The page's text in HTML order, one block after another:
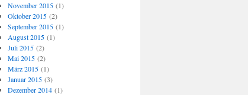
November 2015(1)
Oktober 2015(2)
September 2015(1)
August 2015(1)
Juli 2015(2)
Mai 2015(2)
März 2015(1)
Januar 2015(3)
Dezember 2014(1)